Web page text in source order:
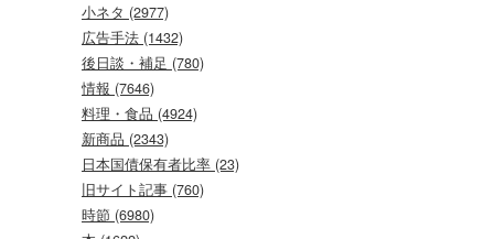
小ネタ (2977)
広告手法 (1432)
後日談・補足 (780)
情報 (7646)
料理・食品 (4924)
新商品 (2343)
日本国債保有者比率 (23)
旧サイト記事 (760)
時節 (6980)